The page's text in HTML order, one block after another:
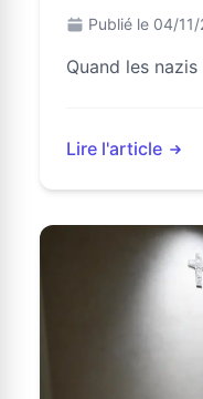
Publié le 04/
Quand les
Lire l'article